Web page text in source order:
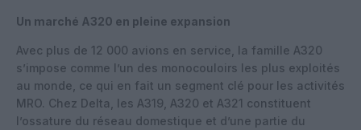
Un marché A320 en pleine expansion
Avec plus de 12 000 avions en service, la famille A320
s’impose comme l’un des monocouloirs les plus exploités
au monde, ce qui en fait un segment clé pour les activités
MRO. Chez Delta, les A319, A320 et A321 constituent
l’ossature du réseau domestique et d’une partie du